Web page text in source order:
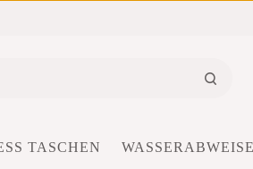
TASCHEN